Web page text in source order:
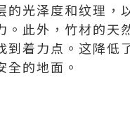
的光泽度和纹理
。此外，竹材的
到着力点。这降低
全的地面。